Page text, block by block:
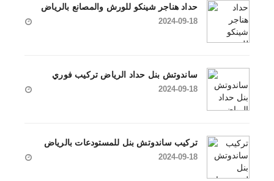
حداد هناجر شينكو للورش والمصانع بالرياض
2024-09-18
ساندوتش بنل حداد الرياض تركيب فوري
2024-09-18
تركيب ساندوتش بنل للمستودعات بالرياض
2024-09-18